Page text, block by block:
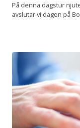
På denna dagstur
avslutar vi dagen på